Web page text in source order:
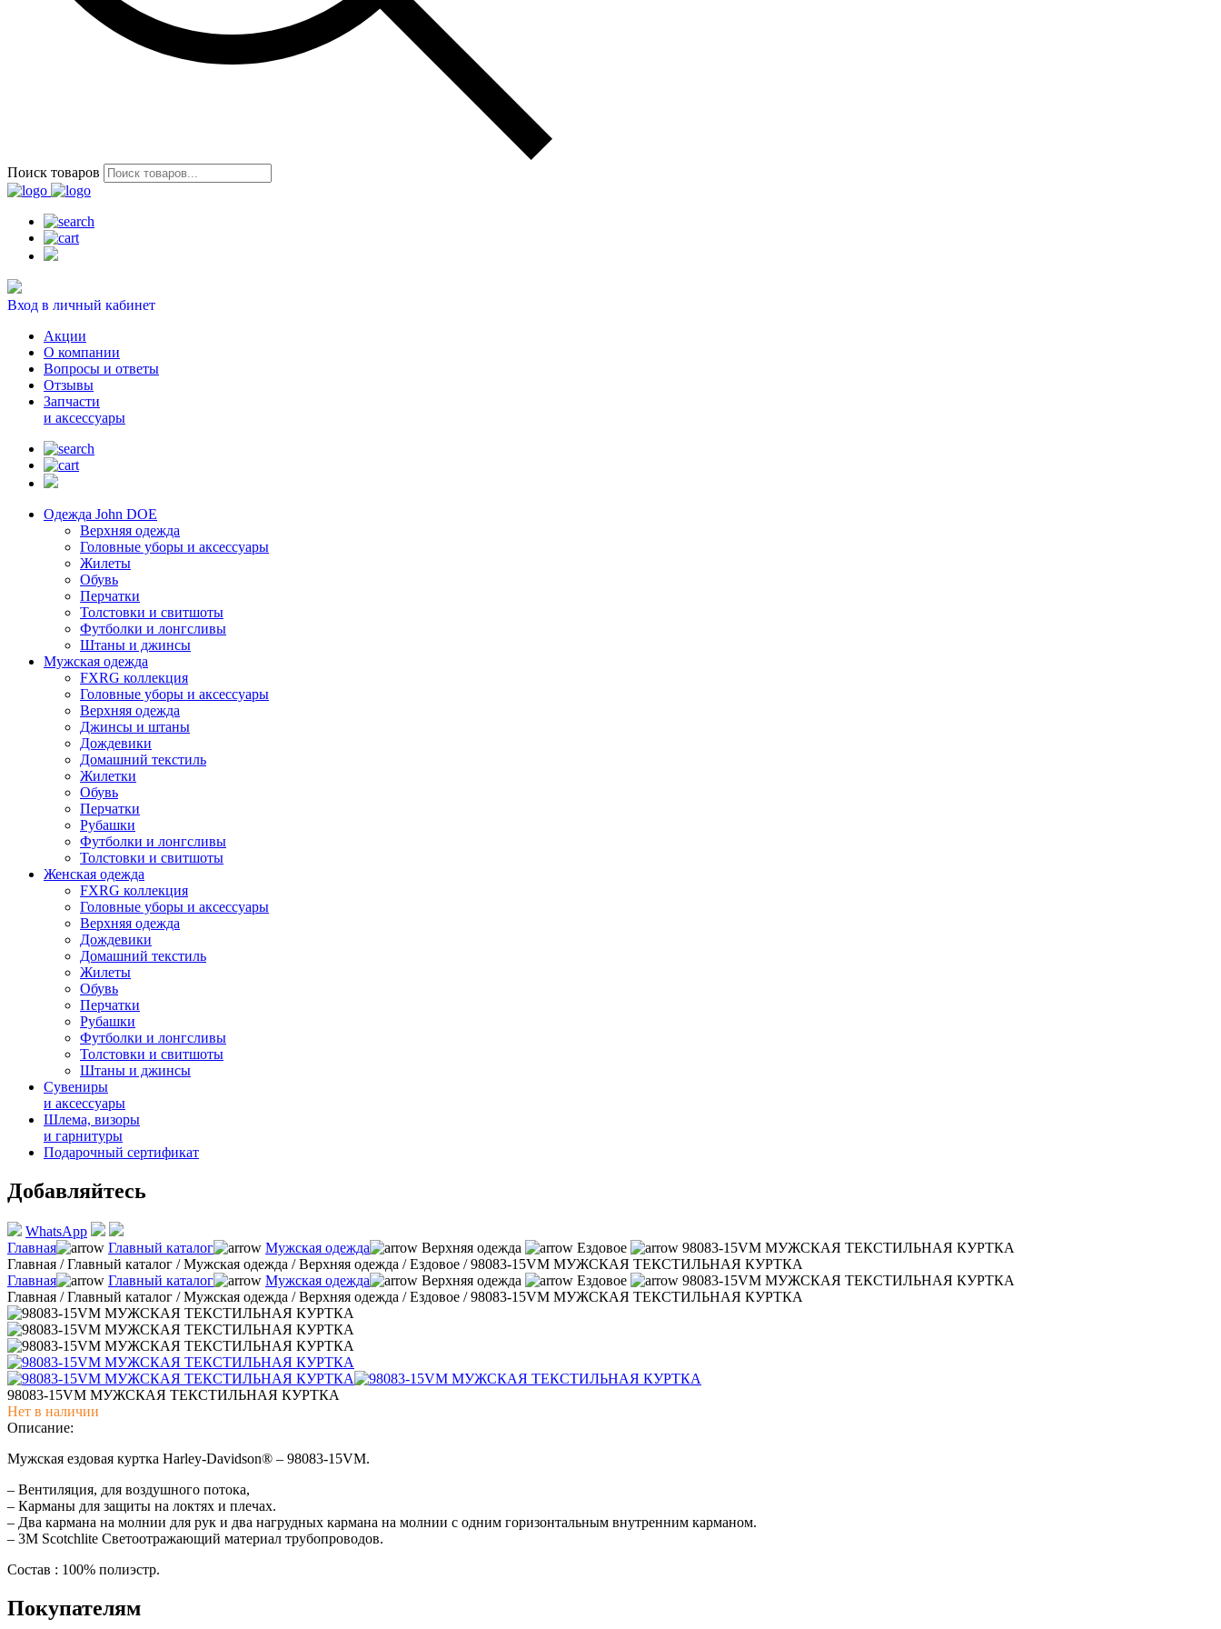
Поиск товаров
Вход в личный кабинет
Акции
О компании
Вопросы и ответы
Отзывы
Запчасти
и аксессуары
Одежда John DOE
Верхняя одежда
Головные уборы и аксессуары
Жилеты
Обувь
Перчатки
Толстовки и свитшоты
Футболки и лонгсливы
Штаны и джинсы
Мужская одежда
FXRG коллекция
Головные уборы и аксессуары
Верхняя одежда
Джинсы и штаны
Дождевики
Домашний текстиль
Жилетки
Обувь
Перчатки
Рубашки
Футболки и лонгсливы
Толстовки и свитшоты
Женская одежда
FXRG коллекция
Головные уборы и аксессуары
Верхняя одежда
Дождевики
Домашний текстиль
Жилеты
Обувь
Перчатки
Рубашки
Футболки и лонгсливы
Толстовки и свитшоты
Штаны и джинсы
Сувениры
и аксессуары
Шлема, визоры
и гарнитуры
Подарочный сертификат
Добавляйтесь
WhatsApp
Главная
Главный каталог Мужская одежда Верхняя одежда Ездовое
98083-15VM МУЖСКАЯ ТЕКСТИЛЬНАЯ КУРТКА
Главная /Главный каталог /Мужская одежда /Верхняя одежда /Ездовое /98083-15VM МУЖСКАЯ ТЕКСТИЛЬНАЯ КУРТКА
Главная
Главный каталог Мужская одежда Верхняя одежда Ездовое
98083-15VM МУЖСКАЯ ТЕКСТИЛЬНАЯ КУРТКА
Главная /Главный каталог /Мужская одежда /Верхняя одежда /Ездовое /98083-15VM МУЖСКАЯ ТЕКСТИЛЬНАЯ КУРТКА
98083-15VM МУЖСКАЯ ТЕКСТИЛЬНАЯ КУРТКА
Нет в наличии
Описание:
Мужская ездовая куртка Harley-Davidson® – 98083-15VM.
– Вентиляция, для воздушного потока,
– Карманы для защиты на локтях и плечах.
– Два кармана на молнии для рук и два нагрудных кармана на молнии с одним горизонтальным внутренним карманом.
– 3M Scotchlite Светоотражающий материал трубопроводов.
Состав : 100% полиэстр.
Покупателям